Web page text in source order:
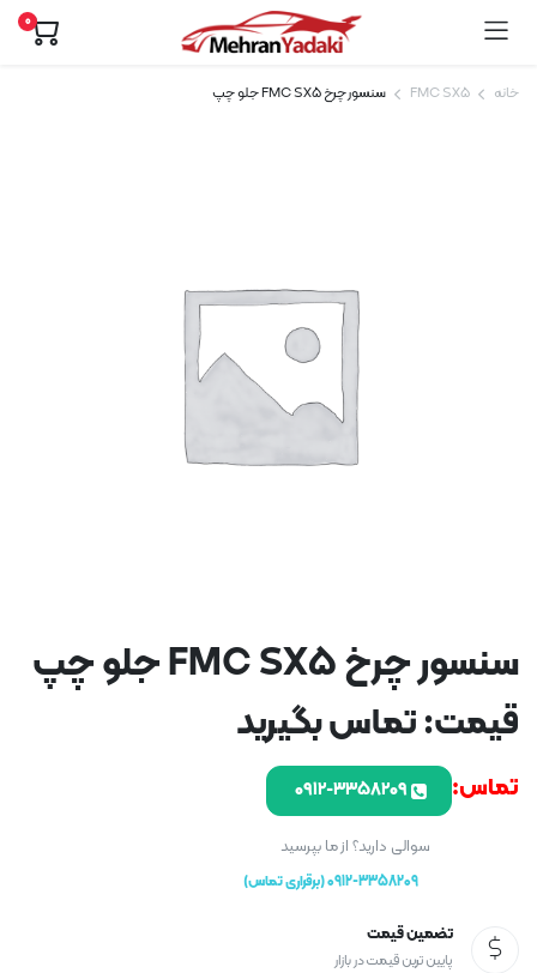
0
خانه FMC SX5 سنسور چرخ FMC SX5 جلو چپ
سنسور چرخ FMC SX5 جلو چپ
قیمت: تماس بگیرید
تماس: ۰۹۱۲-۳۳۵۸۲۰۹
سوالی دارید؟ از ما بپرسید
0912-3358209 (برقراری تماس)
تضمین قیمت
پایین ترین قیمت در بازار